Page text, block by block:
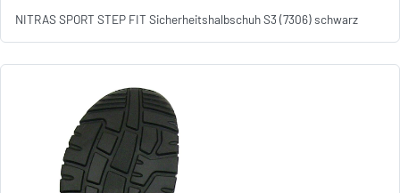
NITRAS SPORT STEP FIT Sicherheitshalbschuh S3 (7306) schwarz